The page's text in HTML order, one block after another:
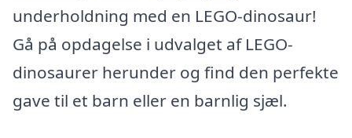
underholdning med en LEGO-dinosaur!
Gå på opdagelse i udvalget af LEGO-
dinosaurer herunder og find den perfekte
gave til et barn eller en barnlig sjæl.